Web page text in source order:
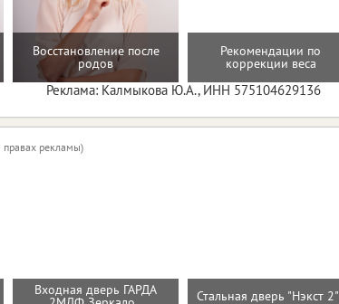
Восстановление после
родов
Рекомендации по
коррекции веса
Реклама: Калмыкова Ю.А., ИНН 575104629136
правах рекламы)
Входная дверь ГАРДА
Стальная дверь "Нэкст 2"